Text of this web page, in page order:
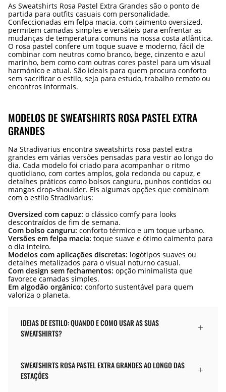
As Sweatshirts Rosa Pastel Extra Grandes são o ponto de
partida para outfits casuais com personalidade.
Confeccionadas em felpa macia, com caimento oversized,
permitem camadas simples e versáteis para enfrentar as
mudanças de temperatura comuns na nossa costa atlântica.
O rosa pastel confere um toque suave e moderno, fácil de
combinar com neutros como branco, bege, cinzento e azul
marinho, bem como com outras cores pastel para um visual
harmónico e atual. São ideais para quem procura conforto
sem sacrificar o estilo, seja para estudo, trabalho remoto ou
encontros informais.
MODELOS DE SWEATSHIRTS ROSA PASTEL EXTRA
GRANDES
Na Stradivarius encontra sweatshirts rosa pastel extra
grandes em várias versões pensadas para vestir ao longo do
dia. Cada modelo foi criado para acompanhar o ritmo
quotidiano, com cortes amplos, gola redonda ou capuz, e
detalhes práticos como bolsos canguru, punhos contidos ou
mangas drop-shoulder. Eis algumas opções que combinam
com o estilo Stradivarius:
Oversized com capuz: o clássico comfy para looks
descontraídos de fim de semana.
Com bolso canguru: conforto térmico e um toque urbano.
Versões em felpa macia: toque suave e ótimo caimento para
o dia inteiro.
Modelos com aplicações discretas: logótipos suaves ou
detalhes metalizados para o visual noturno casual.
Com design sem fechamentos: opção minimalista que
favorece camadas simples.
Em algodão orgânico: conforto sustentável para quem
valoriza o planeta.
IDEIAS DE ESTILO: QUANDO E COMO USAR AS SUAS
SWEATSHIRTS?
SWEATSHIRTS ROSA PASTEL EXTRA GRANDES AO LONGO DAS
ESTAÇÕES